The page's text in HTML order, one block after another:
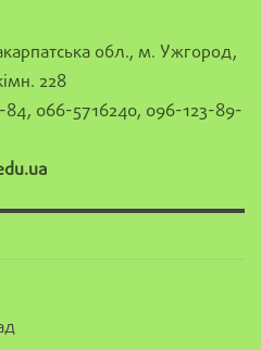
обл., м. Ужгород,
228
066-5716240, 096-123-89-